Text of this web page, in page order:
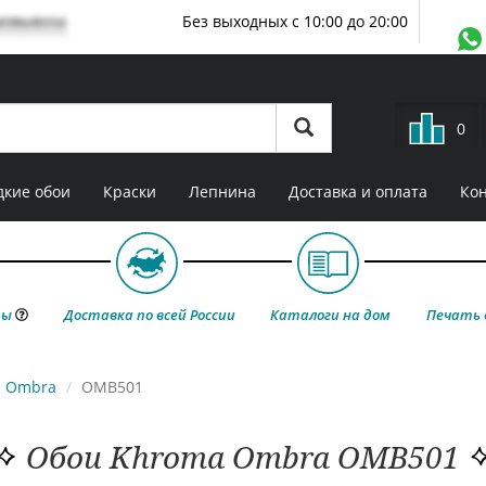
Без выходных с 10:00 до 20:00
0
обои Краски Лепнина Доставка и оплата
Доставка по всей России Каталоги на дом Печать
Ombra OMB501
Обои Khroma Ombra OMB501